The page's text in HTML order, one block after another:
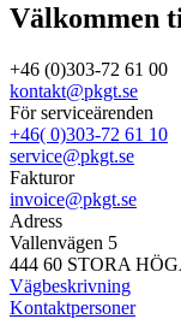
Välkommen
+46 (0)303-72 61 00
kontakt@pkgt.se
För serviceärenden
+46( 0)303-72 61 10
service@pkgt.se
Fakturor
invoice@pkgt.se
Adress
Vallenvägen 5
444 60 STORA
Vägbeskrivning
Kontaktpersoner